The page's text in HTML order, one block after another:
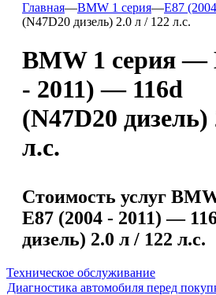
Главная—BMW 1 серия—E87
(N47D20 дизель) 2.0 л / 122 л.с.
BMW 1 серия —
- 2011) — 116d
(N47D20 дизель)
л.с.
Стоимость услуг
E87 (2004 - 2011) —
дизель) 2.0 л / 122 л.с.
Техническое обслуживание
Диагностика автомобиля перед